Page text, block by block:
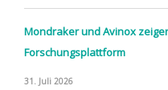
Mondraker und Avinox
Forschungsplattform
31. Juli 2026